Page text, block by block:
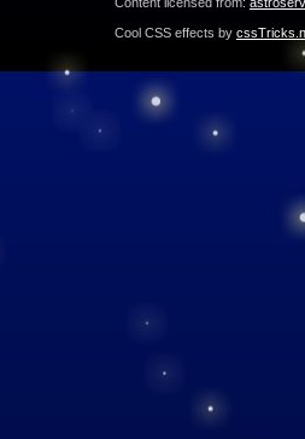
Cool CSS effects by